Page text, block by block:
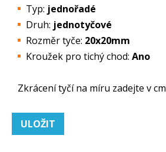
Typ: jednořadé
Druh: jednotyčové
Rozměr tyče: 20x20mm
Kroužek pro tichý chod:Ano
Zkrácení tyčí na míru zadejte v cm